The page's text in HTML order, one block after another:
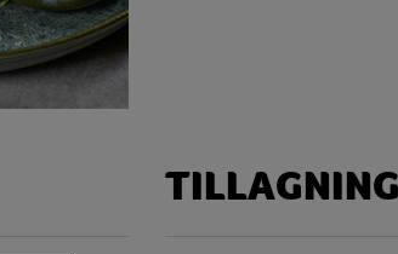
TILLAGNING